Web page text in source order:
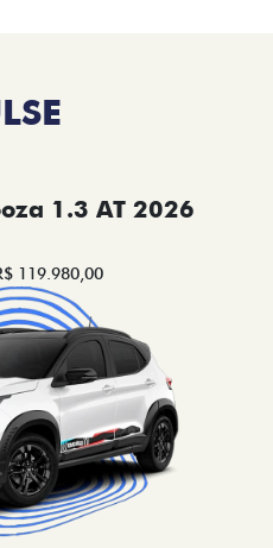
1.3 AT 2026
119.980,00